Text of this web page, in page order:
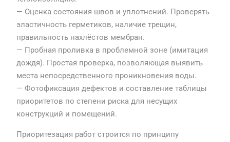
— Оценка состояния швов и уплотнений. Проверять
эластичность герметиков, наличие трещин,
правильность нахлёстов мембран.
— Пробная проливка в проблемной зоне (имитация
дождя). Простая проверка, позволяющая выявить
места непосредственного проникновения воды.
— Фотофиксация дефектов и составление таблицы
приоритетов по степени риска для несущих
конструкций и помещений.
Приоритезация работ строится по принципу